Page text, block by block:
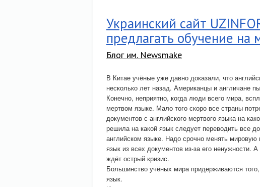
Украинский сайт
предлагать обучение на
Блог им. Newsmake
В Китае учёные уже давно доказали, что
несколько лет назад. Американцы и англичане
Конечно, неприятно, когда люди всего мира,
мертвом языке. Мало того скоро все страны
документов с английского мертвого языка на
решила на какой язык следует переводить все
английском языке. Надо срочно менять мировую
язык из всех документов из-за его ненужности.
ждёт острый кризис.
Большинство учёных мира придерживаются
язык.